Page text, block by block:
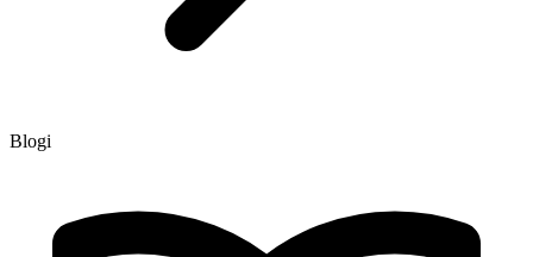
Blogi